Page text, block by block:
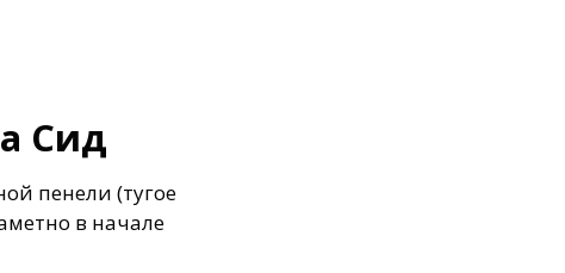
Сид
пенели (тугое
в начале